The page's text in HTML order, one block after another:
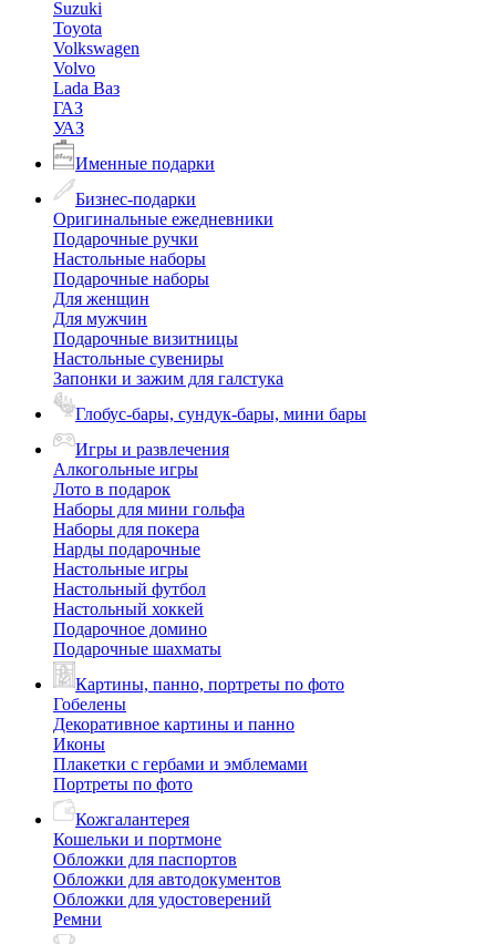
Suzuki
Toyota
Volkswagen
Volvo
Lada Ваз
ГАЗ
УАЗ
Именные подарки
Бизнес-подарки
Оригинальные ежедневники
Подарочные ручки
Настольные наборы
Подарочные наборы
Для женщин
Для мужчин
Подарочные визитницы
Настольные сувениры
Запонки и зажим для галстука
Глобус-бары, сундук-бары, мини бары
Игры и развлечения
Алкогольные игры
Лото в подарок
Наборы для мини гольфа
Наборы для покера
Нарды подарочные
Настольные игры
Настольный футбол
Настольный хоккей
Подарочное домино
Подарочные шахматы
Картины, панно, портреты по фото
Гобелены
Декоративное картины и панно
Иконы
Плакетки с гербами и эмблемами
Портреты по фото
Кожгалантерея
Кошельки и портмоне
Обложки для паспортов
Обложки для автодокументов
Обложки для удостоверений
Ремни